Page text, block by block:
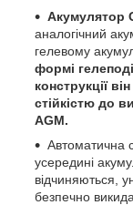
Акумулятор
аналогічний
гелевому
формі
конструкції
стійкістю до
AGM.
Автоматична
усередині
відчиняються,
безпечно